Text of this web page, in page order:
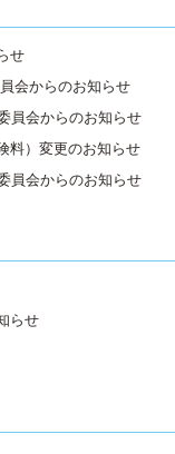
せ
会からのお知らせ
会からのお知らせ
料）変更のお知らせ
会からのお知らせ
らせ